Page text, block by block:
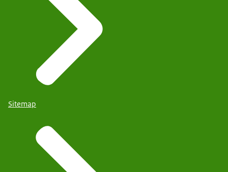
Sitemap